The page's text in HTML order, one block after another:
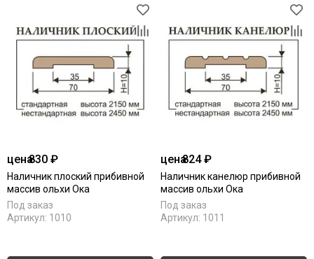
цена830 ₽
Наличник плоский прибивной
массив ольхи Ока
Под заказ
Артикул: 1010
цена824 ₽
Наличник канелюр прибивной
массив ольхи Ока
Под заказ
Артикул: 1011